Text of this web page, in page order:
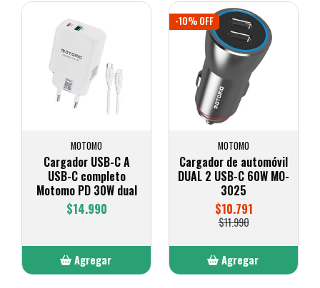
MOTOMO
Cargador USB-C A
USB-C completo
Motomo PD 30W dual
$14.990
Agregar
-10% OFF
MOTOMO
Cargador de automóvil
DUAL 2 USB-C 60W MO-
3025
$10.791
$11.990
Agregar